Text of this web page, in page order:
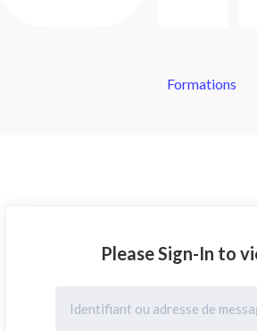
Formations
Please Sign-In to